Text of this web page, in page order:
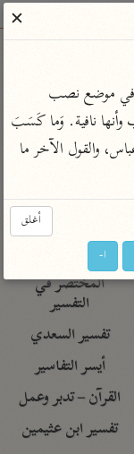
معاجم
المختصر في
التفسير
تفسير السعدي
أيسر التفاسير
القرآن – تدبر وعمل
تفسير ابن عثيمين
✕
أغلق
ا-